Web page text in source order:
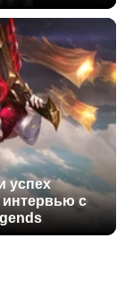
успех
интервью с